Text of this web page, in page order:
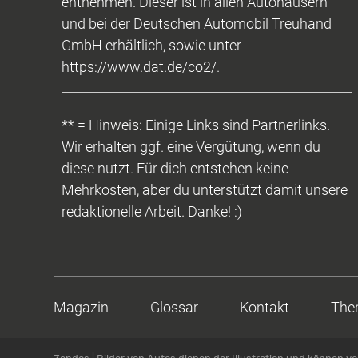
und bei der Deutschen Automobil Treuhand
GmbH erhältlich, sowie unter
https://www.dat.de/co2/.
** = Hinweis: Einige Links sind Partnerlinks.
Wir erhalten ggf. eine Vergütung, wenn du
diese nutzt. Für dich entstehen keine
Mehrkosten, aber du unterstützt damit unsere
redaktionelle Arbeit. Danke! :)
Magazin Glossar Kontakt